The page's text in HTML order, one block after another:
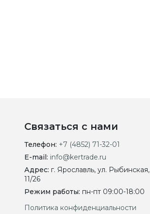
Связаться с нами
Телефон: +7 (4852) 71-32-01
E-mail: info@kertrade.ru
Адрес: г. Ярославль, ул. Рыбинская,
11/26
Режим работы: пн-пт 09:00-18:00
Политика конфиденциальности